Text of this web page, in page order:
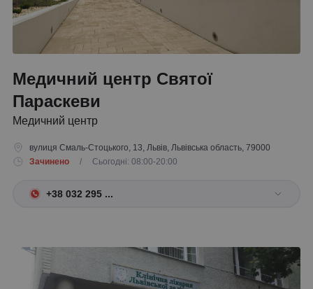
Медичний центр Святої
Параскеви
Медичний центр
вулиця Смаль-Стоцького, 13, Львів, Львівська область, 79000
Зачинено
/ Сьогодні: 08:00-20:00
+38 032 295 ...